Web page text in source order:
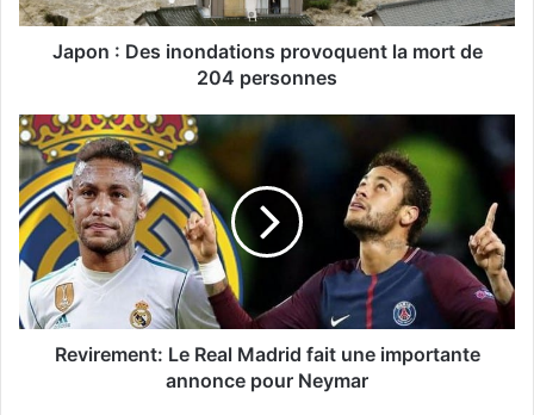
Japon : Des inondations provoquent la mort de
204 personnes
Revirement: Le Real Madrid fait une importante
annonce pour Neymar